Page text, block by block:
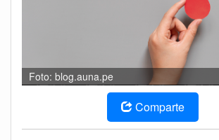
Foto: blog.auna.pe
Comparte